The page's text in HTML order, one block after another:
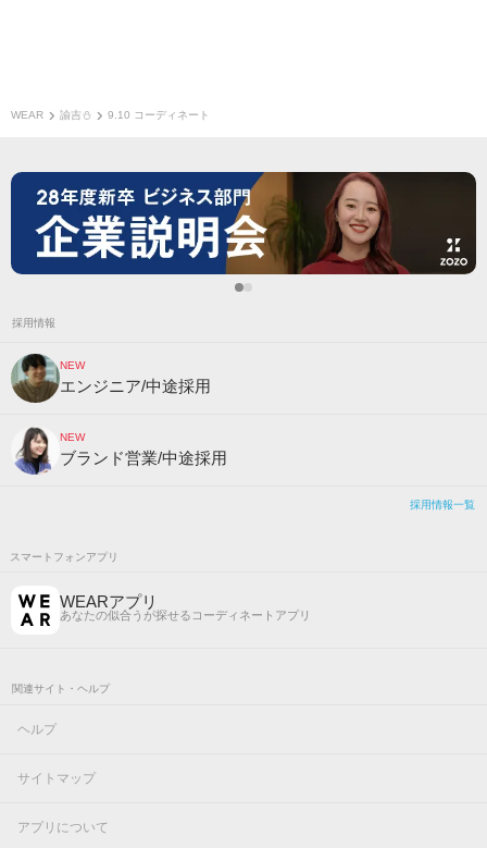
WEAR 諭吉⛄️ 9.10 コーディネート
採用情報
NEW
エンジニア/中途採用
NEW
ブランド営業/中途採用
採用情報一覧
スマートフォンアプリ
WEARアプリ
あなたの似合うが探せるコーディネートアプリ
関連サイト・ヘルプ
ヘルプ
サイトマップ
アプリについて